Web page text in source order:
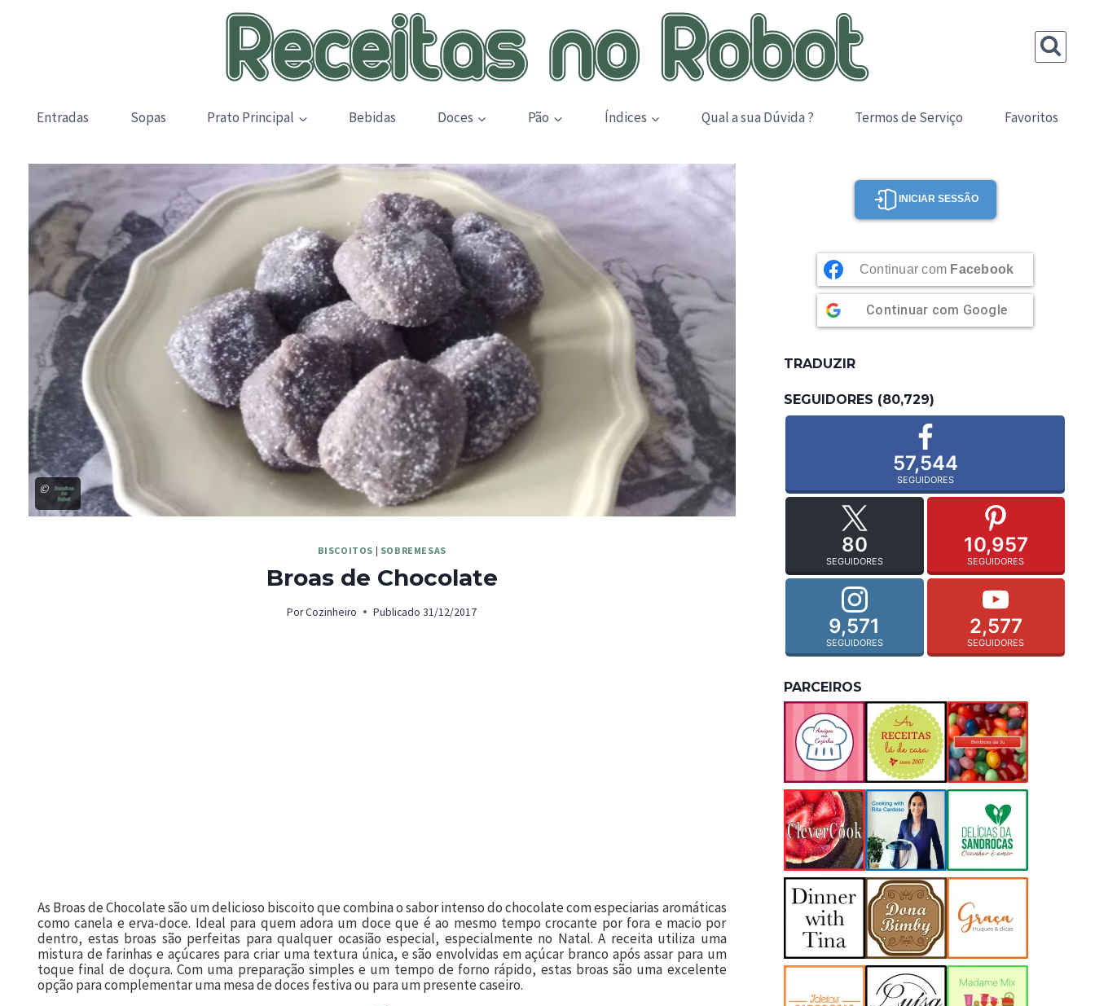
Entradas Sopas Prato Principal Bebidas Doces Pão Índices Qual a sua Dúvida ? Termos de Serviço Favoritos
©
BISCOITOS | SOBREMESAS
Broas de Chocolate
PorCozinheiro Publicado 31/12/2017
As Broas de Chocolate são um delicioso biscoito que combina o sabor intenso do chocolate com especiarias aromáticas
como canela e erva-doce. Ideal para quem adora um doce que é ao mesmo tempo crocante por fora e macio por
dentro, estas broas são perfeitas para qualquer ocasião especial, especialmente no Natal. A receita utiliza uma
mistura de farinhas e açúcares para criar uma textura única, e são envolvidas em açúcar branco após assar para um
toque final de doçura. Com uma preparação simples e um tempo de forno rápido, estas broas são uma excelente
opção para complementar uma mesa de doces festiva ou para um presente caseiro.
INICIAR SESSÃO
Continuar com Facebook
Continuar com Google
TRADUZIR
SEGUIDORES (80,729)
57,544
SEGUIDORES
80
SEGUIDORES
10,957
SEGUIDORES
9,571
SEGUIDORES
2,577
SEGUIDORES
PARCEIROS